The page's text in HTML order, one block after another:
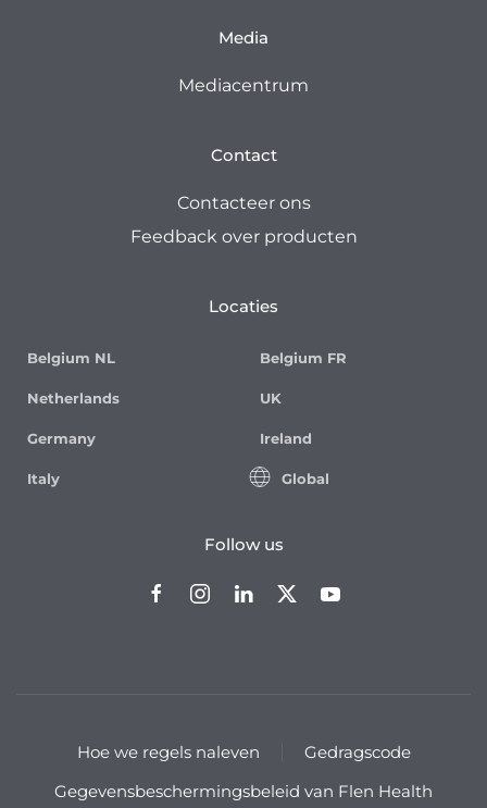
Media
Mediacentrum
Contact
Contacteer ons
Feedback over producten
Locaties
Belgium NL Belgium FR
Netherlands UK
Germany Ireland
Italy Global
Follow us
Hoe we regels naleven
Gedragscode
Gegevensbeschermingsbeleid van Flen Health